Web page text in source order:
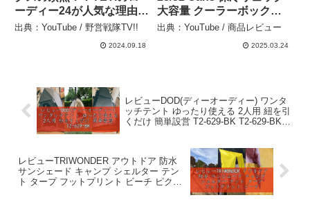
ーディー24が人気な理由が
わかる！！ – 野営戦隊TV!!
出典：YouTube / 野営戦隊TV!!
2024.09.18
大容量 クーラーボックス
保冷リュック 保温 釣り キ
クーラーバッグ 保温 保冷
出典：YouTube / 商品レビュー
2025.03.24
レビューDOD(ディーオーディー) ワンタ
ッチテント ゆったり使える 2人用 紐を引
くだけ 簡単設営 T2-629-BK T2-629-BK &
レビューTRIWONDER アウトドア 防水
サンシェード キャンプ シェルター テン
ト タープ フットプリント ビーチ ピクニ